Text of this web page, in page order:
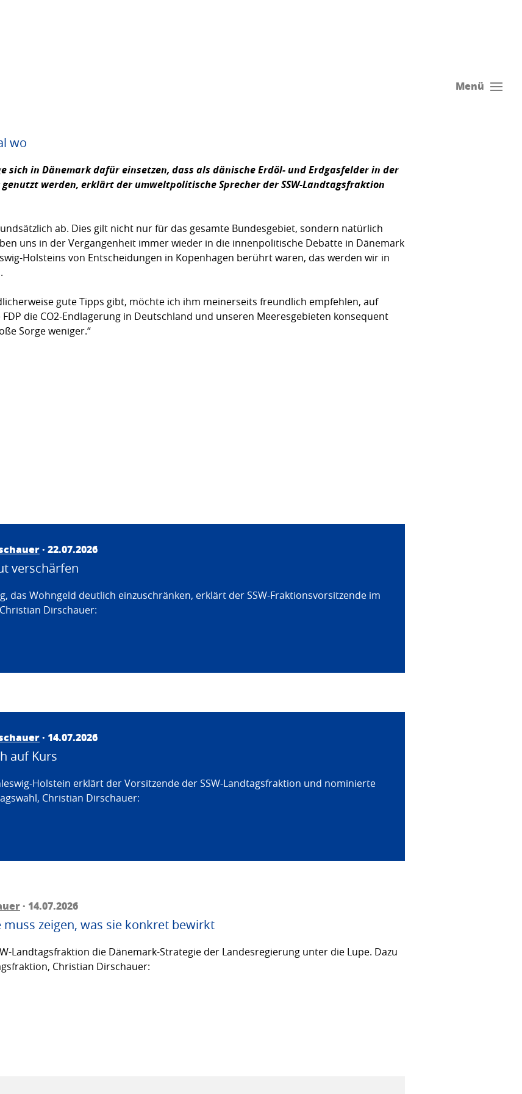
Menü
wo
sich in Dänemark dafür einsetzen, dass als dänische Erdöl- und Erdgasfelder in der
werden, erklärt der umweltpolitische Sprecher der SSW-Landtagsfraktion
ab. Dies gilt nicht nur für das gesamte Bundesgebiet, sondern natürlich
uns in der Vergangenheit immer wieder in die innenpolitische Debatte in Dänemark
Holsteins von Entscheidungen in Kopenhagen berührt waren, das werden wir in
gute Tipps gibt, möchte ich ihm meinerseits freundlich empfehlen, auf
die CO2-Endlagerung in Deutschland und unseren Meeresgebieten konsequent
Sorge weniger.“
· 22.07.2026
verschärfen
das Wohngeld deutlich einzuschränken, erklärt der SSW-Fraktionsvorsitzende im
Dirschauer:
· 14.07.2026
auf Kurs
Holstein erklärt der Vorsitzende der SSW-Landtagsfraktion und nominierte
Christian Dirschauer:
· 14.07.2026
zeigen, was sie konkret bewirkt
Landtagsfraktion die Dänemark-Strategie der Landesregierung unter die Lupe. Dazu
Christian Dirschauer: